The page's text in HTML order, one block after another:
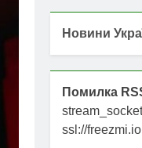
Новини
Помилка
ssl://